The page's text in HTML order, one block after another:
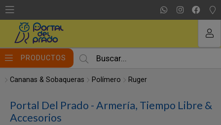
PRODUCTOS
Cananas & Sobaqueras Polímero Ruger
Portal Del Prado - Armería, Tiempo Libre &
Accesorios